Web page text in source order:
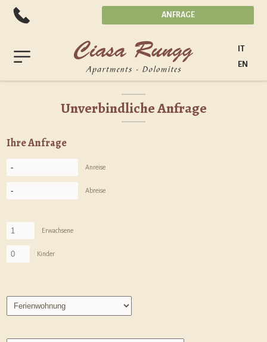
ANFRAGE
IT
EN
WOHNUNGEN
PREISE
SOMMER
WINTER
Unverbindliche Anfrage
Ihre Anfrage
Anreise
Abreise
Erwachsene
Kinder